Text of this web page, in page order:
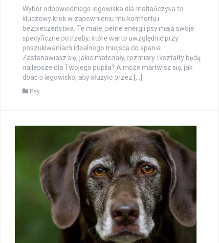
Wybór odpowiedniego legowiska dla maltańczyka to
kluczowy krok w zapewnieniu mu komfortu i
bezpieczeństwa. Te małe, pełne energii psy mają swoje
specyficzne potrzeby, które warto uwzględnić przy
poszukiwaniach idealnego miejsca do spania.
Zastanawiasz się, jakie materiały, rozmiary i kształty będą
najlepsze dla Twojego pupila? A może martwisz się, jak
dbać o legowisko, aby służyło przez […]
Psy